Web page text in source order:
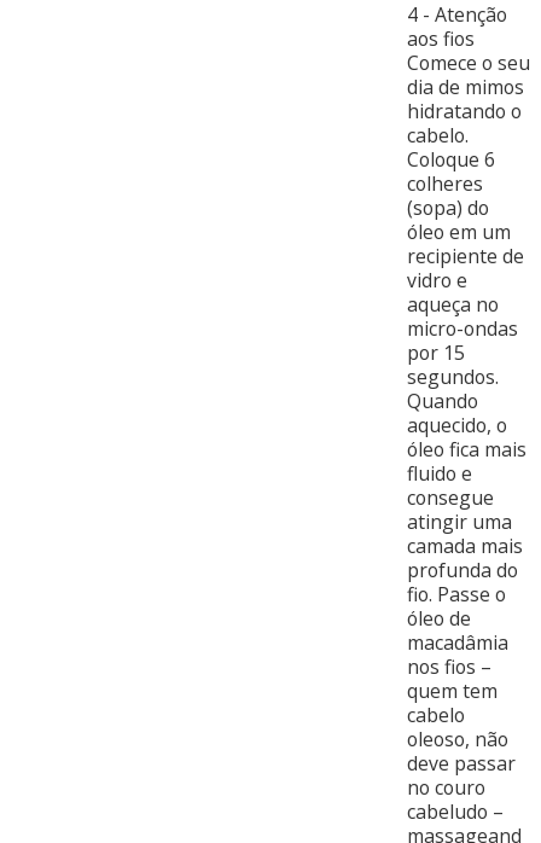
4 - Atenção
aos fios
Comece o seu
dia de mimos
hidratando o
cabelo.
Coloque 6
colheres
(sopa) do
óleo em um
recipiente de
vidro e
aqueça no
micro-ondas
por 15
segundos.
Quando
aquecido, o
óleo fica mais
fluido e
consegue
atingir uma
camada mais
profunda do
fio. Passe o
óleo de
macadâmia
nos fios –
quem tem
cabelo
oleoso, não
deve passar
no couro
cabeludo –
massageand